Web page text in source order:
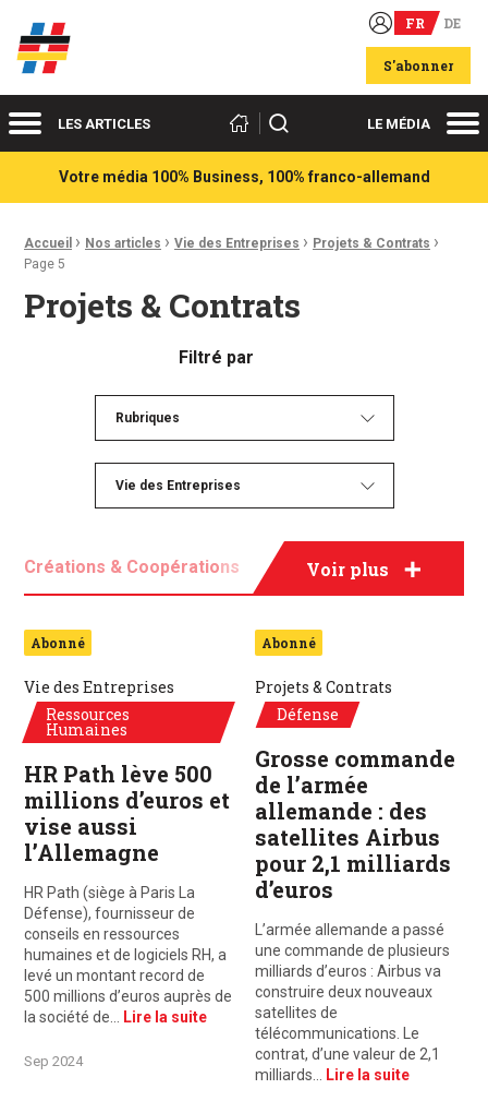
Acteurs du franco-allemand FR DE
S'abonner
MenuLES ARTICLES Rechercher LE MÉDIA
Votre média 100% Business, 100% franco-allemand
Fil d'Ariane :
Accueil › Nos articles › Vie des Entreprises › Projets & Contrats ›
Page 5
Projets & Contrats
Filtré par
Rubriques
Vie des Entreprises
Voir plus
Créations & Coopérations
Abonné
Vie des Entreprises
Ressources
Humaines
HR Path lève 500
millions d’euros et
vise aussi
l’Allemagne
HR Path (siège à Paris La
Défense), fournisseur de
conseils en ressources
humaines et de logiciels RH, a
levé un montant record de
500 millions d’euros auprès de
la société de…
Lire la suite
Sep 2024
Abonné
Projets & Contrats
Défense
Grosse commande
de l’armée
allemande : des
satellites Airbus
pour 2,1 milliards
d’euros
L’armée allemande a passé
une commande de plusieurs
milliards d’euros : Airbus va
construire deux nouveaux
satellites de
télécommunications. Le
contrat, d’une valeur de 2,1
milliards…
Lire la suite